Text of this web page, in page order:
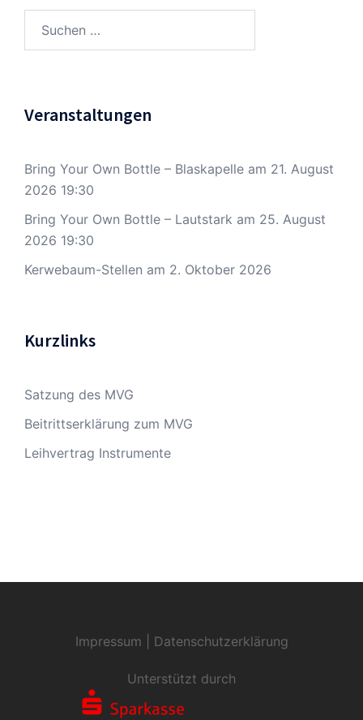
Veranstaltungen
Bring Your Own Bottle – Blaskapelle am 21. August
2026 19:30
Bring Your Own Bottle – Lautstark am 25. August
2026 19:30
Kerwebaum-Stellen am 2. Oktober 2026
Kurzlinks
Satzung des MVG
Beitrittserklärung zum MVG
Leihvertrag Instrumente
Impressum Datenschutzerklärung
Unterstützt durch